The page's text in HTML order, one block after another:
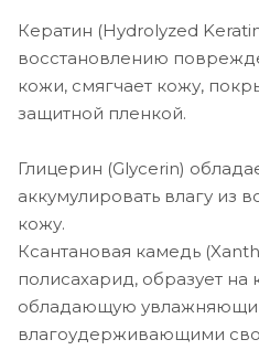
Кератин (Hydrolyzed
восстановлению
кожи, смягчает кожу,
защитной пленкой.
Глицерин (Glycerin)
аккумулировать влагу из
кожу.
Ксантановая камедь
полисахарид, образует
обладающую
влагоудерживающими